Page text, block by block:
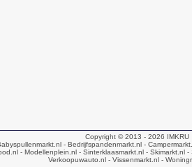
Copyright © 2013 - 2026 IMKRU
- Bedrijfspandenmarkt.nl -
- Modellenplein.nl- Sinterklaasmarkt.nl- Skimarkt.nl-
Verkoopuwauto.nl- Vissenmarkt.nl-